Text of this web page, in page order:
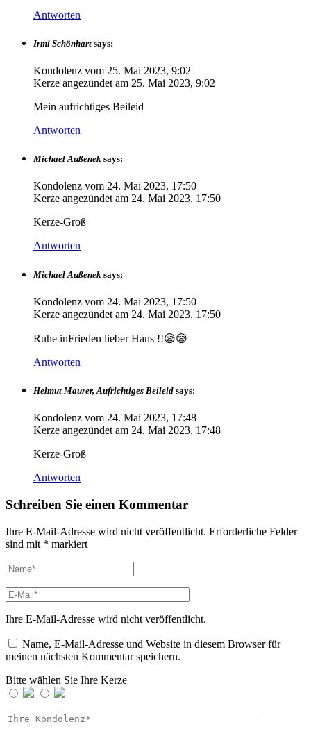
Antworten
Irmi Schönhart says:
Kondolenz vom 25. Mai 2023, 9:02
Kerze angezündet am 25. Mai 2023, 9:02
Mein aufrichtiges Beileid
Antworten
Michael Außenek says:
Kondolenz vom 24. Mai 2023, 17:50
Kerze angezündet am 24. Mai 2023, 17:50
Kerze-Groß
Antworten
Michael Außenek says:
Kondolenz vom 24. Mai 2023, 17:50
Kerze angezündet am 24. Mai 2023, 17:50
Ruhe inFrieden lieber Hans !!😪😪
Antworten
Helmut Maurer, Aufrichtiges Beileid says:
Kondolenz vom 24. Mai 2023, 17:48
Kerze angezündet am 24. Mai 2023, 17:48
Kerze-Groß
Antworten
Schreiben Sie einen Kommentar
Ihre E-Mail-Adresse wird nicht veröffentlicht. Erforderliche Felder
sind mit * markiert
Ihre E-Mail-Adresse wird nicht veröffentlicht.
Name, E-Mail-Adresse und Website in diesem Browser für
meinen nächsten Kommentar speichern.
Bitte wählen Sie Ihre Kerze